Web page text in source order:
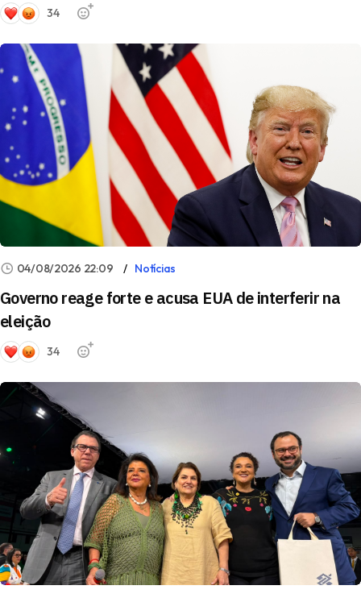
34
04/08/2026 22:09 Notícias
Governo reage forte e acusa EUA de interferir na
eleição
34